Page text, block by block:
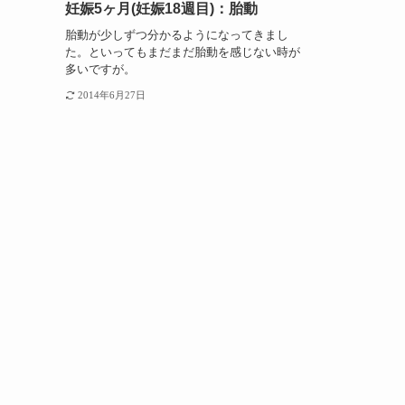
妊娠5ヶ月(妊娠18週目)：胎動
胎動が少しずつ分かるようになってきまし
た。といってもまだまだ胎動を感じない時が
多いですが。
2014年6月27日